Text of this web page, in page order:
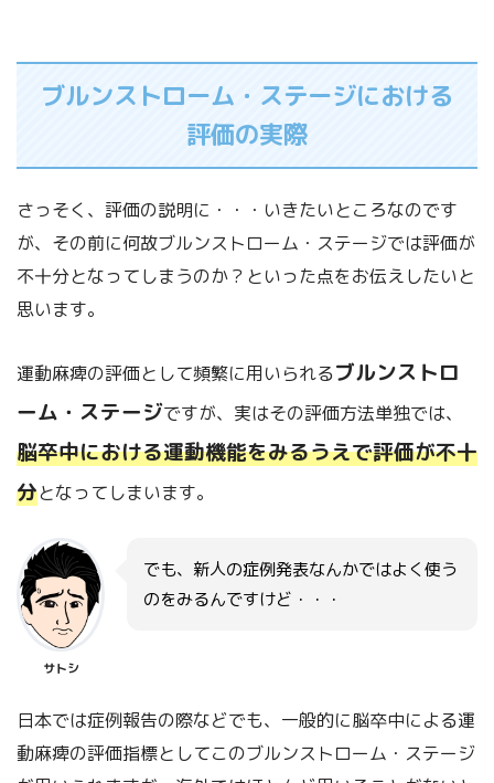
ブルンストローム・ステージにおける
評価の実際
さっそく、評価の説明に・・・いきたいところなのです
が、その前に何故ブルンストローム・ステージでは評価が
不十分となってしまうのか？といった点をお伝えしたいと
思います。
運動麻痺の評価として頻繁に用いられるブルンストロ
ーム・ステージですが、実はその評価方法単独では、
脳卒中における運動機能をみるうえで評価が不十
分となってしまいます。
サトシ
でも、新人の症例発表なんかではよく使う
のをみるんですけど・・・
日本では症例報告の際などでも、一般的に脳卒中による運
動麻痺の評価指標としてこのブルンストローム・ステージ